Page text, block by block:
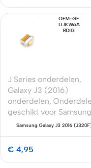
OEM-GE
LIJKWAA
RDIG
J Series onderdelen,
Galaxy J3 (2016)
onderdelen,
geschikt voor Samsung
Samsung Galaxy J3 2016
€ 4,95